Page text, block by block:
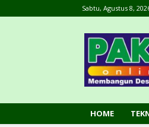
Sabtu, Agustus 8,
HOME